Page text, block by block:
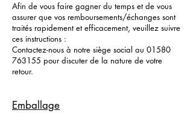
Afin de vous faire gagner du temps et de vous
assurer que vos remboursements/échanges sont
traités rapidement et efficacement, veuillez suivre
ces instructions :
Contactez-nous à notre siège social au 01580
763155 pour discuter de la nature de votre
retour.
Emballage